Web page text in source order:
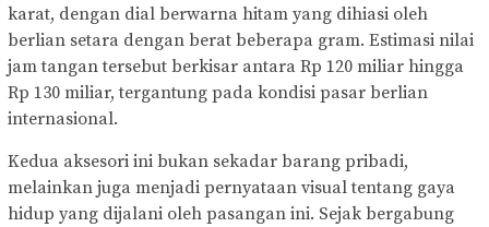
karat, dengan dial berwarna hitam yang dihiasi oleh
berlian setara dengan berat beberapa gram. Estimasi nilai
jam tangan tersebut berkisar antara Rp 120 miliar hingga
Rp 130 miliar, tergantung pada kondisi pasar berlian
internasional.
Kedua aksesori ini bukan sekadar barang pribadi,
melainkan juga menjadi pernyataan visual tentang gaya
hidup yang dijalani oleh pasangan ini. Sejak bergabung